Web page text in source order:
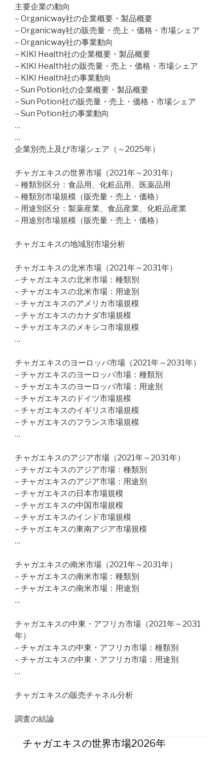
主要企業の動向
– Organicway社の企業概要・製品概要
– Organicway社の販売量・売上・価格・市場シェア
– Organicway社の事業動向
– KIKI Health社の企業概要・製品概要
– KIKI Health社の販売量・売上・価格・市場シェア
– KIKI Health社の事業動向
– Sun Potion社の企業概要・製品概要
– Sun Potion社の販売量・売上・価格・市場シェア
– Sun Potion社の事業動向
…
…
企業別売上及び市場シェア（～2025年）
チャガエキスの世界市場（2021年～2031年）
– 種類別区分：食品用、化粧品用、医薬品用
– 種類別市場規模（販売量・売上・価格）
– 用途別区分：製薬産業、食品産業、化粧品産業
– 用途別市場規模（販売量・売上・価格）
チャガエキスの地域別市場分析
チャガエキスの北米市場（2021年～2031年）
– チャガエキスの北米市場：種類別
– チャガエキスの北米市場：用途別
– チャガエキスのアメリカ市場規模
– チャガエキスのカナダ市場規模
– チャガエキスのメキシコ市場規模
…
チャガエキスのヨーロッパ市場（2021年～2031年）
– チャガエキスのヨーロッパ市場：種類別
– チャガエキスのヨーロッパ市場：用途別
– チャガエキスのドイツ市場規模
– チャガエキスのイギリス市場規模
– チャガエキスのフランス市場規模
…
チャガエキスのアジア市場（2021年～2031年）
– チャガエキスのアジア市場：種類別
– チャガエキスのアジア市場：用途別
– チャガエキスの日本市場規模
– チャガエキスの中国市場規模
– チャガエキスのインド市場規模
– チャガエキスの東南アジア市場規模
…
チャガエキスの南米市場（2021年～2031年）
– チャガエキスの南米市場：種類別
– チャガエキスの南米市場：用途別
…
チャガエキスの中東・アフリカ市場（2021年～2031
年）
– チャガエキスの中東・アフリカ市場：種類別
– チャガエキスの中東・アフリカ市場：用途別
…
チャガエキスの販売チャネル分析
調査の結論
チャガエキスの世界市場2026年